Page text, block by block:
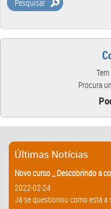
Pesquisar
Procura
Últimas Notícias
Novo curso _ Descobrindo a
2022-02-24
Já se questionou como está a